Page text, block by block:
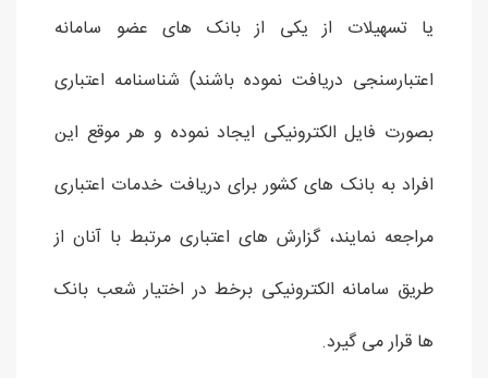
یا تسهیلات از یکی از بانک های عضو سامانه
اعتبارسنجی دریافت نموده باشند) شناسنامه اعتباری
بصورت فایل الکترونیکی ایجاد نموده و هر موقع این
افراد به بانک های کشور برای دریافت خدمات اعتباری
مراجعه نمایند، گزارش های اعتباری مرتبط با آنان از
طریق سامانه الکترونیکی برخط در اختیار شعب بانک
ها قرار می گیرد.